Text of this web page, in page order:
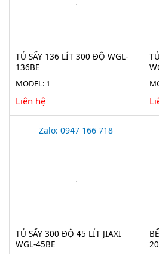
TỦ SẤY 136 LÍT 300 ĐỘ WGL-
136BE
MODEL: 1
Liên hệ
Zalo: 0947 166 718
TỦ SẤY 300 ĐỘ 45 LÍT JIAXI
WGL-45BE